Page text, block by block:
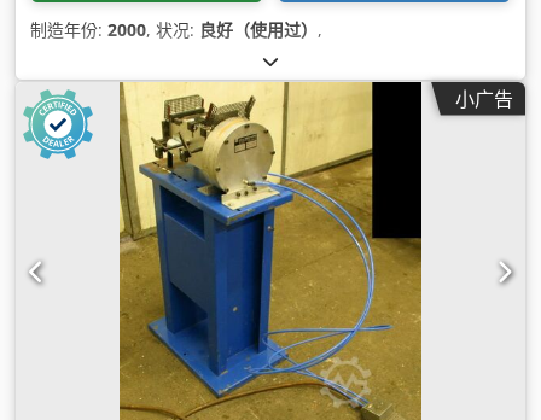
制造年份: 2000, 状况: 良好（使用过） ,
小广告